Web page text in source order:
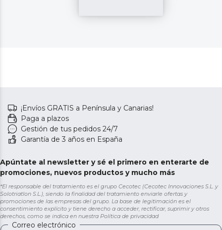
¡Envíos GRATIS a Península y Canarias!
Paga a plazos
Gestión de tus pedidos 24/7
Garantía de 3 años en España
Apúntate al newsletter y sé el primero en enterarte de
promociones, nuevos productos y mucho más
*El responsable del tratamiento es el grupo Cecotec (Cecotec Innovaciones S.L. y
Solotriatlon S.L.), siendo la finalidad del tratamiento enviarle ofertas y
promociones de las empresas del grupo. La base de legitimación es el
consentimiento explícito y tiene derecho a acceder, rectificar, suprimir y otros
derechos, como se indica en nuestra Política de privacidad
Correo electrónico